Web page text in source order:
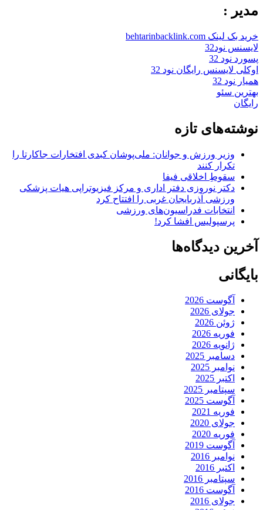
مدیر :
خرید بک لینک behtarinbacklink.com
لایسنس نود32
پسورد نود 32
اوکلی لایسنس رایگان نود 32
همیار نود 32
بهترین سئو
رایگان
نوشته‌های تازه
وزیر ورزش و جوانان: ملی‌پوشان کبدی افتخارات جاکارتا را
تکرار کنند
سقوطِ اخلاقی فیفا
دکتر نوروزی دفتر اداری و مرکز فیزیوتراپی هیات پزشکی
ورزشی آذربایجان غربی را افتتاح کرد
انتخابات فدراسیون‌های ورزشی
پرسپولیس افشا کرد!
آخرین دیدگاه‌ها
بایگانی
آگوست 2026
جولای 2026
ژوئن 2026
فوریه 2026
ژانویه 2026
دسامبر 2025
نوامبر 2025
اکتبر 2025
سپتامبر 2025
آگوست 2025
فوریه 2021
جولای 2020
فوریه 2020
آگوست 2019
نوامبر 2016
اکتبر 2016
سپتامبر 2016
آگوست 2016
جولای 2016